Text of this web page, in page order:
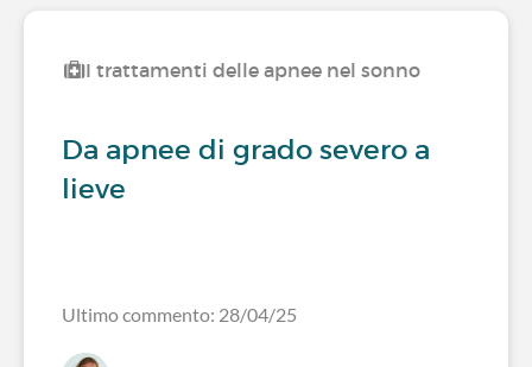
I trattamenti delle apnee nel sonno
Da apnee di grado severo a
lieve
Ultimo commento: 28/04/25